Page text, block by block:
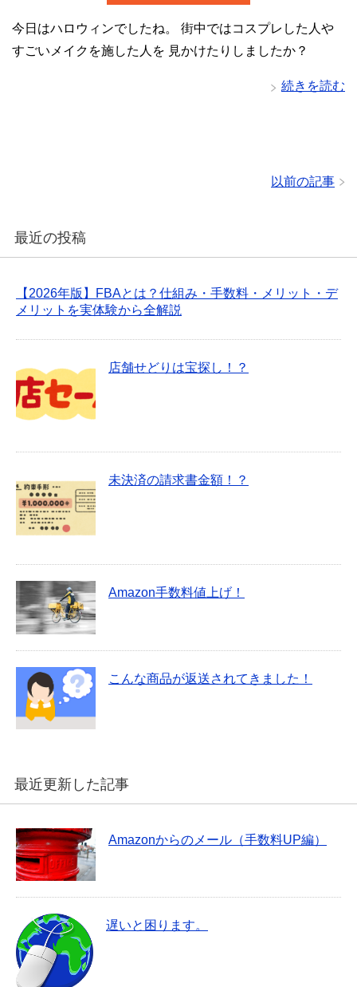
今日はハロウィンでしたね。 街中ではコスプレした人や
すごいメイクを施した人を 見かけたりしましたか？
続きを読む
以前の記事
最近の投稿
【2026年版】FBAとは？仕組み・手数料・メリット・デ
メリットを実体験から全解説
店舗せどりは宝探し！？
未決済の請求書金額！？
Amazon手数料値上げ！
こんな商品が返送されてきました！
最近更新した記事
Amazonからのメール（手数料UP編）
遅いと困ります。